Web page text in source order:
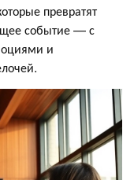
превратят
событие — с
и